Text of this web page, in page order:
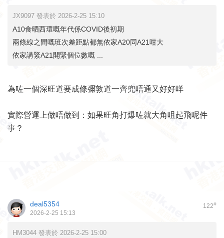
JX9097 發表於 2026-2-25 15:10
A10食晒西環嘅年代係COVID後初期
兩條線之間嘅班次差距點都無依家A20同A21咁大
依家講緊A21開緊個位數嘅 ...
為咗一個深旺道要成條彌敦道一齊兜唔通又好好咩
實際營運上做唔做到：如果旺角打爆咗就大角咀起飛呢件
事？
122#
deal5354
2026-2-25 15:13
HM3044 發表於 2026-2-25 15:00